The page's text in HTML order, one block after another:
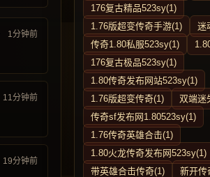
1分钟前
11分钟前
19分钟前
176复古精品523sy(1)
1.76版超变传奇手游(1)
迷
传奇1.80私服523sy(1)
176复古极品523sy(1)
1.80传奇发布网站523sy(1)
1.76版超变传奇(1)
双端迷
传奇sf发布网1.80523sy(1)
1.76传奇英雄合击(1)
1.80火龙传奇发布网523sy(1)
带英雄合击传奇(1)
新开传